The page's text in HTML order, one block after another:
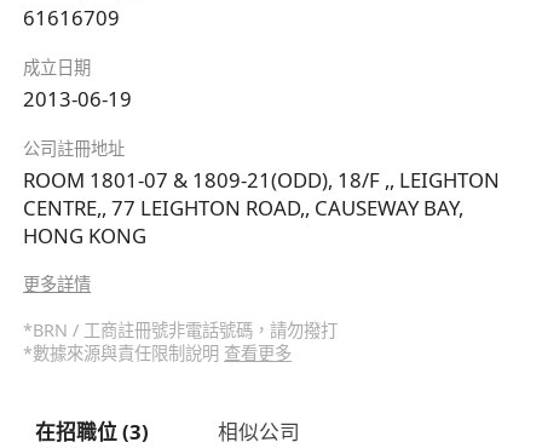
61616709
成立日期
2013-06-19
公司註冊地址
ROOM 1801-07 & 1809-21(ODD), 18/F ,, LEIGHTON
CENTRE,, 77 LEIGHTON ROAD,, CAUSEWAY BAY,
HONG KONG
更多詳情
*BRN / 工商註冊號非電話號碼，請勿撥打
*數據來源與責任限制說明 查看更多
在招職位 (3) 相似公司